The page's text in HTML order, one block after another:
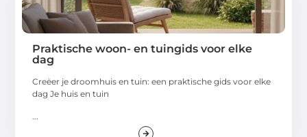
Praktische woon- en tuingids voor elke
dag
Creëer je droomhuis en tuin: een praktische gids voor elke
dag Je huis en tuin